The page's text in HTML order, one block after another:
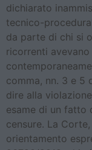
dichiarato
tecnico-
da parte di chi si
ricorrenti
comma, nn. 3 e 5
dire alla
esame di un fatto
censure. La
orientamento